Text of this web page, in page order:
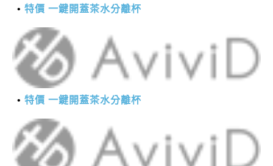
特價 一鍵開蓋茶水分離杯
特價 一鍵開蓋茶水分離杯